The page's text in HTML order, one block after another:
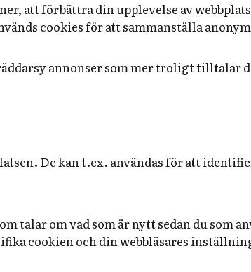
att förbättra din upplevelse av
cookies för att sammanställa
annonser som mer troligt tilltalar
De kan t.ex. användas för att
talar om vad som är nytt sedan du som
cookien och din webbläsares